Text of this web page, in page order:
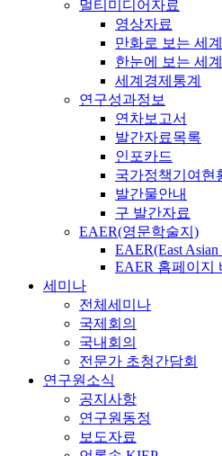
멀티미디어자료
영상자료
만화로 보는 세
한눈에 보는 세
세계경제통계
연구성과정보
연차보고서
발간자료목록
인포카드
국가정책기여현
발간물안내
구 발간자료
EAER(영문학술지)
EAER(East
EAER 홈페이지
세미나
전체세미나
국제회의
국내회의
전문가 초청간담회
연구원소식
공지사항
연구원동정
보도자료